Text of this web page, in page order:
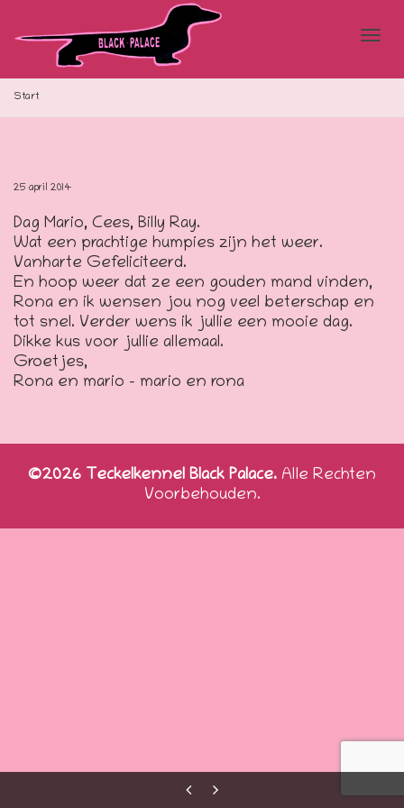
Start
25 april 2014
Dag Mario, Cees, Billy Ray.
Wat een prachtige humpies zijn het weer.
Vanharte Gefeliciteerd.
En hoop weer dat ze een gouden mand vinden,
Rona en ik wensen jou nog veel beterschap en
tot snel. Verder wens ik jullie een mooie dag.
Dikke kus voor jullie allemaal.
Groetjes,
Rona en mario – mario en rona
©2026 Teckelkennel Black Palace. Alle Rechten
Voorbehouden.